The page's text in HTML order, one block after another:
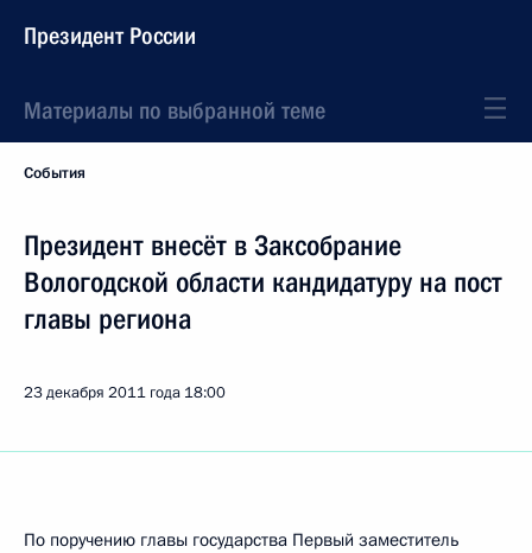
Президент России
Материалы по выбранной теме
События
Президент внесёт в Заксобрание
Вологодской области кандидатуру на пост
главы региона
23 декабря 2011 года 18:00
По поручению главы государства Первый заместитель